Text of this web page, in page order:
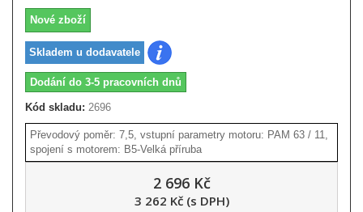
Nové zboží
Skladem u dodavatele
Dodání do 3-5 pracovních dnů
Kód skladu: 2696
Převodový poměr: 7,5, vstupní parametry motoru: PAM 63 / 11,
spojení s motorem: B5-Velká příruba
2 696 Kč
3 262 Kč (s DPH)